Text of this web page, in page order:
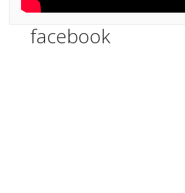
facebook